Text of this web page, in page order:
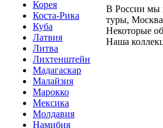
Корея
Коста-Рика
Куба
Латвия
Литва
Лихтенштейн
Мадагаскар
Малайзия
Марокко
Мексика
Молдавия
Намибия
В России мы
туры,
Некоторые
Наша